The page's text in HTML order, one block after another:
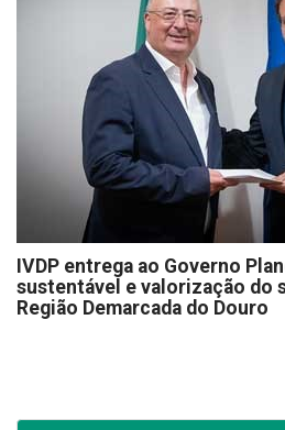
IVDP entrega ao Governo
sustentável e valorização do
Região Demarcada do Douro